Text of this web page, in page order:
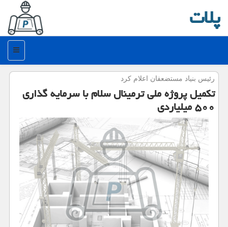
پلات
منو
رئیس بنیاد مستضعفان اعلام كرد
تكمیل پروژه ملی ترمینال سلام با سرمایه گذاری
۵۰۰ میلیاردی